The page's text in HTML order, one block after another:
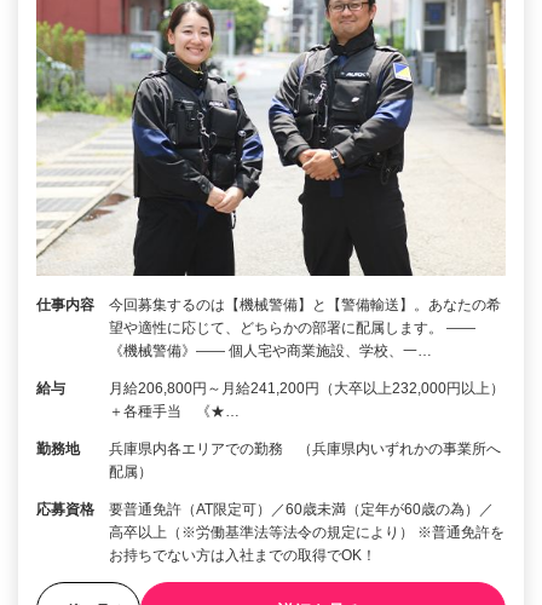
仕事内容
今回募集するのは【機械警備】と【警備輸送】。あなたの希
望や適性に応じて、どちらかの部署に配属します。 ――
《機械警備》―― 個人宅や商業施設、学校、一…
給与
月給206,800円～月給241,200円（大卒以上232,000円以上）
＋各種手当 《★…
勤務地
兵庫県内各エリアでの勤務 （兵庫県内いずれかの事業所へ
配属）
応募資格
要普通免許（AT限定可）／60歳未満（定年が60歳の為）／
高卒以上（※労働基準法等法令の規定により） ※普通免許を
お持ちでない方は入社までの取得でOK！